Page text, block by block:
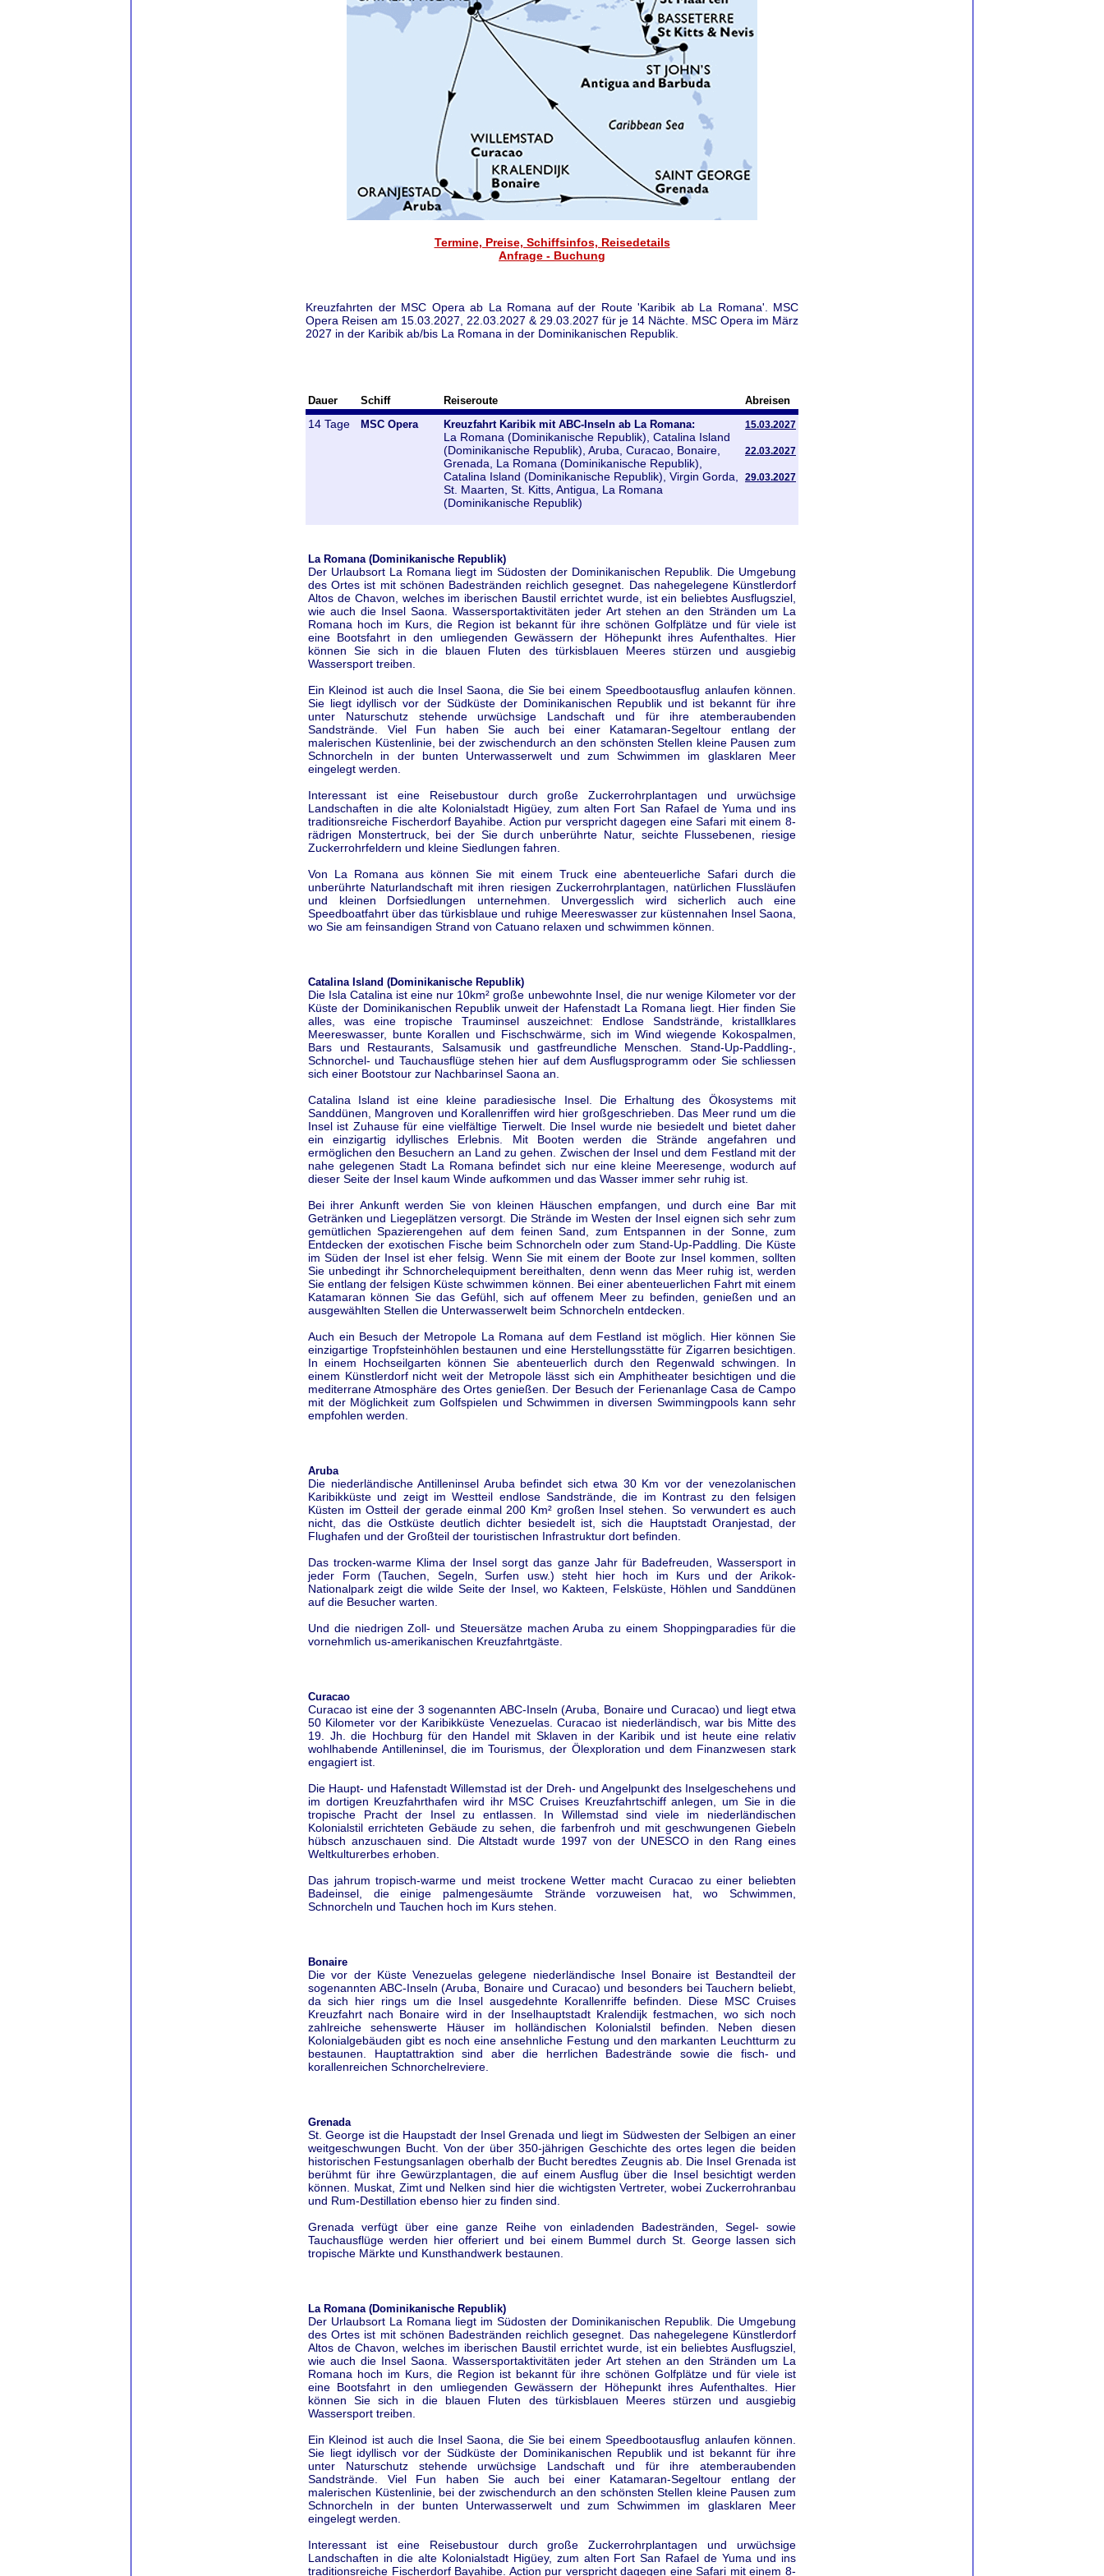
Termine, Preise, Schiffsinfos, Reisedetails
Anfrage - Buchung
Kreuzfahrten der MSC Opera ab La Romana auf der Route 'Karibik ab La Romana'. MSC
Opera Reisen am 15.03.2027, 22.03.2027 & 29.03.2027 für je 14 Nächte. MSC Opera im März
2027 in der Karibik ab/bis La Romana in der Dominikanischen Republik.
Dauer Schiff Reiseroute Abreisen
14 Tage MSC Opera Kreuzfahrt Karibik mit ABC-Inseln ab La Romana:
La Romana (Dominikanische Republik), Catalina Island
(Dominikanische Republik), Aruba, Curacao, Bonaire,
Grenada, La Romana (Dominikanische Republik),
Catalina Island (Dominikanische Republik), Virgin Gorda,
St. Maarten, St. Kitts, Antigua, La Romana
(Dominikanische Republik)
15.03.2027
22.03.2027
29.03.2027
La Romana (Dominikanische Republik)
Der Urlaubsort La Romana liegt im Südosten der Dominikanischen Republik. Die Umgebung
des Ortes ist mit schönen Badestränden reichlich gesegnet. Das nahegelegene Künstlerdorf
Altos de Chavon, welches im iberischen Baustil errichtet wurde, ist ein beliebtes Ausflugsziel,
wie auch die Insel Saona. Wassersportaktivitäten jeder Art stehen an den Stränden um La
Romana hoch im Kurs, die Region ist bekannt für ihre schönen Golfplätze und für viele ist
eine Bootsfahrt in den umliegenden Gewässern der Höhepunkt ihres Aufenthaltes. Hier
können Sie sich in die blauen Fluten des türkisblauen Meeres stürzen und ausgiebig
Wassersport treiben.
Ein Kleinod ist auch die Insel Saona, die Sie bei einem Speedbootausflug anlaufen können.
Sie liegt idyllisch vor der Südküste der Dominikanischen Republik und ist bekannt für ihre
unter Naturschutz stehende urwüchsige Landschaft und für ihre atemberaubenden
Sandstrände. Viel Fun haben Sie auch bei einer Katamaran-Segeltour entlang der
malerischen Küstenlinie, bei der zwischendurch an den schönsten Stellen kleine Pausen zum
Schnorcheln in der bunten Unterwasserwelt und zum Schwimmen im glasklaren Meer
eingelegt werden.
Interessant ist eine Reisebustour durch große Zuckerrohrplantagen und urwüchsige
Landschaften in die alte Kolonialstadt Higüey, zum alten Fort San Rafael de Yuma und ins
traditionsreiche Fischerdorf Bayahibe. Action pur verspricht dagegen eine Safari mit einem 8-
rädrigen Monstertruck, bei der Sie durch unberührte Natur, seichte Flussebenen, riesige
Zuckerrohrfeldern und kleine Siedlungen fahren.
Von La Romana aus können Sie mit einem Truck eine abenteuerliche Safari durch die
unberührte Naturlandschaft mit ihren riesigen Zuckerrohrplantagen, natürlichen Flussläufen
und kleinen Dorfsiedlungen unternehmen. Unvergesslich wird sicherlich auch eine
Speedboatfahrt über das türkisblaue und ruhige Meereswasser zur küstennahen Insel Saona,
wo Sie am feinsandigen Strand von Catuano relaxen und schwimmen können.
Catalina Island (Dominikanische Republik)
Die Isla Catalina ist eine nur 10km² große unbewohnte Insel, die nur wenige Kilometer vor der
Küste der Dominikanischen Republik unweit der Hafenstadt La Romana liegt. Hier finden Sie
alles, was eine tropische Trauminsel auszeichnet: Endlose Sandstrände, kristallklares
Meereswasser, bunte Korallen und Fischschwärme, sich im Wind wiegende Kokospalmen,
Bars und Restaurants, Salsamusik und gastfreundliche Menschen. Stand-Up-Paddling-,
Schnorchel- und Tauchausflüge stehen hier auf dem Ausflugsprogramm oder Sie schliessen
sich einer Bootstour zur Nachbarinsel Saona an.
Catalina Island ist eine kleine paradiesische Insel. Die Erhaltung des Ökosystems mit
Sanddünen, Mangroven und Korallenriffen wird hier großgeschrieben. Das Meer rund um die
Insel ist Zuhause für eine vielfältige Tierwelt. Die Insel wurde nie besiedelt und bietet daher
ein einzigartig idyllisches Erlebnis. Mit Booten werden die Strände angefahren und
ermöglichen den Besuchern an Land zu gehen. Zwischen der Insel und dem Festland mit der
nahe gelegenen Stadt La Romana befindet sich nur eine kleine Meeresenge, wodurch auf
dieser Seite der Insel kaum Winde aufkommen und das Wasser immer sehr ruhig ist.
Bei ihrer Ankunft werden Sie von kleinen Häuschen empfangen, und durch eine Bar mit
Getränken und Liegeplätzen versorgt. Die Strände im Westen der Insel eignen sich sehr zum
gemütlichen Spazierengehen auf dem feinen Sand, zum Entspannen in der Sonne, zum
Entdecken der exotischen Fische beim Schnorcheln oder zum Stand-Up-Paddling. Die Küste
im Süden der Insel ist eher felsig. Wenn Sie mit einem der Boote zur Insel kommen, sollten
Sie unbedingt ihr Schnorchelequipment bereithalten, denn wenn das Meer ruhig ist, werden
Sie entlang der felsigen Küste schwimmen können. Bei einer abenteuerlichen Fahrt mit einem
Katamaran können Sie das Gefühl, sich auf offenem Meer zu befinden, genießen und an
ausgewählten Stellen die Unterwasserwelt beim Schnorcheln entdecken.
Auch ein Besuch der Metropole La Romana auf dem Festland ist möglich. Hier können Sie
einzigartige Tropfsteinhöhlen bestaunen und eine Herstellungsstätte für Zigarren besichtigen.
In einem Hochseilgarten können Sie abenteuerlich durch den Regenwald schwingen. In
einem Künstlerdorf nicht weit der Metropole lässt sich ein Amphitheater besichtigen und die
mediterrane Atmosphäre des Ortes genießen. Der Besuch der Ferienanlage Casa de Campo
mit der Möglichkeit zum Golfspielen und Schwimmen in diversen Swimmingpools kann sehr
empfohlen werden.
Aruba
Die niederländische Antilleninsel Aruba befindet sich etwa 30 Km vor der venezolanischen
Karibikküste und zeigt im Westteil endlose Sandstrände, die im Kontrast zu den felsigen
Küsten im Ostteil der gerade einmal 200 Km² großen Insel stehen. So verwundert es auch
nicht, das die Ostküste deutlich dichter besiedelt ist, sich die Hauptstadt Oranjestad, der
Flughafen und der Großteil der touristischen Infrastruktur dort befinden.
Das trocken-warme Klima der Insel sorgt das ganze Jahr für Badefreuden, Wassersport in
jeder Form (Tauchen, Segeln, Surfen usw.) steht hier hoch im Kurs und der Arikok-
Nationalpark zeigt die wilde Seite der Insel, wo Kakteen, Felsküste, Höhlen und Sanddünen
auf die Besucher warten.
Und die niedrigen Zoll- und Steuersätze machen Aruba zu einem Shoppingparadies für die
vornehmlich us-amerikanischen Kreuzfahrtgäste.
Curacao
Curacao ist eine der 3 sogenannten ABC-Inseln (Aruba, Bonaire und Curacao) und liegt etwa
50 Kilometer vor der Karibikküste Venezuelas. Curacao ist niederländisch, war bis Mitte des
19. Jh. die Hochburg für den Handel mit Sklaven in der Karibik und ist heute eine relativ
wohlhabende Antilleninsel, die im Tourismus, der Ölexploration und dem Finanzwesen stark
engagiert ist.
Die Haupt- und Hafenstadt Willemstad ist der Dreh- und Angelpunkt des Inselgeschehens und
im dortigen Kreuzfahrthafen wird ihr MSC Cruises Kreuzfahrtschiff anlegen, um Sie in die
tropische Pracht der Insel zu entlassen. In Willemstad sind viele im niederländischen
Kolonialstil errichteten Gebäude zu sehen, die farbenfroh und mit geschwungenen Giebeln
hübsch anzuschauen sind. Die Altstadt wurde 1997 von der UNESCO in den Rang eines
Weltkulturerbes erhoben.
Das jahrum tropisch-warme und meist trockene Wetter macht Curacao zu einer beliebten
Badeinsel, die einige palmengesäumte Strände vorzuweisen hat, wo Schwimmen,
Schnorcheln und Tauchen hoch im Kurs stehen.
Bonaire
Die vor der Küste Venezuelas gelegene niederländische Insel Bonaire ist Bestandteil der
sogenannten ABC-Inseln (Aruba, Bonaire und Curacao) und besonders bei Tauchern beliebt,
da sich hier rings um die Insel ausgedehnte Korallenriffe befinden. Diese MSC Cruises
Kreuzfahrt nach Bonaire wird in der Inselhauptstadt Kralendijk festmachen, wo sich noch
zahlreiche sehenswerte Häuser im holländischen Kolonialstil befinden. Neben diesen
Kolonialgebäuden gibt es noch eine ansehnliche Festung und den markanten Leuchtturm zu
bestaunen. Hauptattraktion sind aber die herrlichen Badestrände sowie die fisch- und
korallenreichen Schnorchelreviere.
Grenada
St. George ist die Haupstadt der Insel Grenada und liegt im Südwesten der Selbigen an einer
weitgeschwungen Bucht. Von der über 350-jährigen Geschichte des ortes legen die beiden
historischen Festungsanlagen oberhalb der Bucht beredtes Zeugnis ab. Die Insel Grenada ist
berühmt für ihre Gewürzplantagen, die auf einem Ausflug über die Insel besichtigt werden
können. Muskat, Zimt und Nelken sind hier die wichtigsten Vertreter, wobei Zuckerrohranbau
und Rum-Destillation ebenso hier zu finden sind.
Grenada verfügt über eine ganze Reihe von einladenden Badestränden, Segel- sowie
Tauchausflüge werden hier offeriert und bei einem Bummel durch St. George lassen sich
tropische Märkte und Kunsthandwerk bestaunen.
La Romana (Dominikanische Republik)
Der Urlaubsort La Romana liegt im Südosten der Dominikanischen Republik. Die Umgebung
des Ortes ist mit schönen Badestränden reichlich gesegnet. Das nahegelegene Künstlerdorf
Altos de Chavon, welches im iberischen Baustil errichtet wurde, ist ein beliebtes Ausflugsziel,
wie auch die Insel Saona. Wassersportaktivitäten jeder Art stehen an den Stränden um La
Romana hoch im Kurs, die Region ist bekannt für ihre schönen Golfplätze und für viele ist
eine Bootsfahrt in den umliegenden Gewässern der Höhepunkt ihres Aufenthaltes. Hier
können Sie sich in die blauen Fluten des türkisblauen Meeres stürzen und ausgiebig
Wassersport treiben.
Ein Kleinod ist auch die Insel Saona, die Sie bei einem Speedbootausflug anlaufen können.
Sie liegt idyllisch vor der Südküste der Dominikanischen Republik und ist bekannt für ihre
unter Naturschutz stehende urwüchsige Landschaft und für ihre atemberaubenden
Sandstrände. Viel Fun haben Sie auch bei einer Katamaran-Segeltour entlang der
malerischen Küstenlinie, bei der zwischendurch an den schönsten Stellen kleine Pausen zum
Schnorcheln in der bunten Unterwasserwelt und zum Schwimmen im glasklaren Meer
eingelegt werden.
Interessant ist eine Reisebustour durch große Zuckerrohrplantagen und urwüchsige
Landschaften in die alte Kolonialstadt Higüey, zum alten Fort San Rafael de Yuma und ins
traditionsreiche Fischerdorf Bayahibe. Action pur verspricht dagegen eine Safari mit einem 8-